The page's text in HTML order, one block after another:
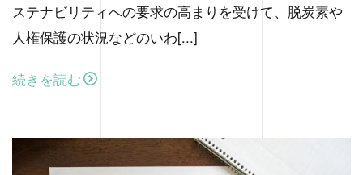
ステナビリティへの要求の高まりを受けて、脱炭素や
人権保護の状況などのいわ[...]
続きを読む